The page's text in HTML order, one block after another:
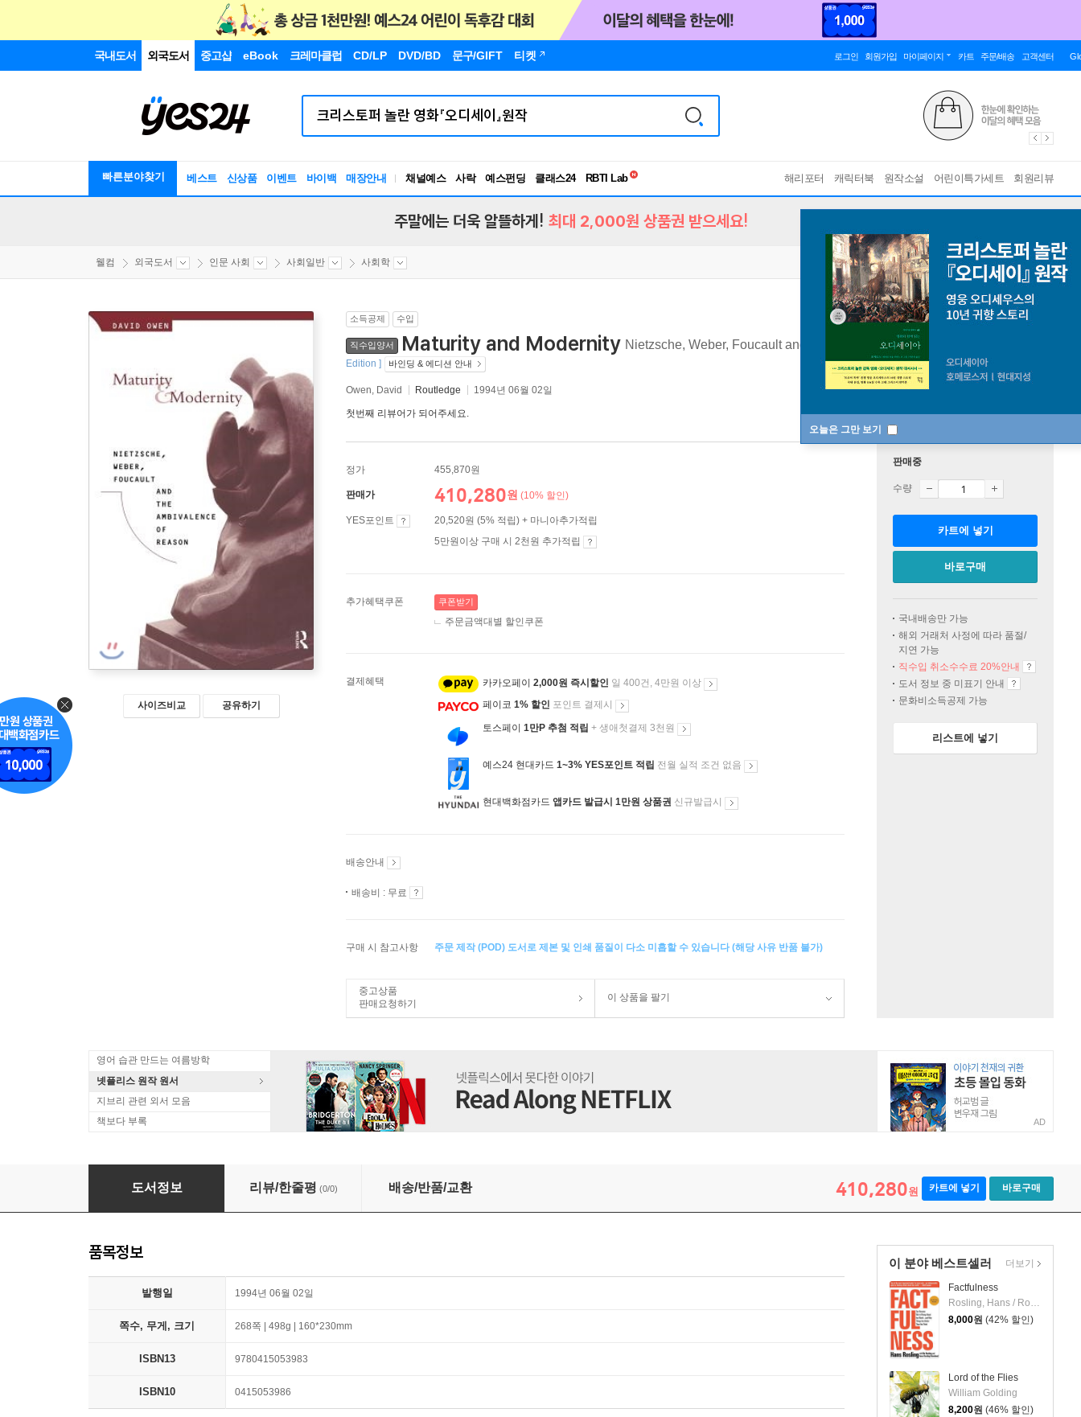
국내도서 외국도서 중고샵 eBook 크레마클럽 CD/LP DVD/BD 문구/GIFT 티켓 로그인 회원가입 마이페이지 카트 주문/배송 고객센터
빠른분야찾기 베스트 신상품 이벤트 바이백 매장안내 채널예스 사락 예스펀딩 클래스24
독서유형검사
해리포터 캐릭터북 원작소설 어린이특가세트 회원리뷰
오늘은 그만 보기
주말에는 더욱 알뜰하게! 최대 2,000원 상품권 받으세요!
웰컴 외국도서 인문 사회 사회일반 사회학
사이즈비교 공유하기
소득공제 수입
직수입양서 Maturity and Modernity Nietzsche, Weber, Foucault and the Ambivalence of Reason
Edition ]
바인딩 & 에디션 안내
Owen, David Routledge 1994년 06월 02일
첫번째 리뷰어가 되어주세요.
정가 455,870원
판매가 410,280원 (10% 할인)
YES포인트
20,520원 (5% 적립) + 마니아추가적립
5만원이상 구매 시 2천원 추가적립
추가혜택쿠폰 쿠폰받기
주문금액대별 할인쿠폰
결제혜택 카카오페이 2,000원 즉시할인 일 400건, 4만원 이상
페이코 1% 할인 포인트 결제시
토스페이 1만P 추첨 적립 + 생애첫결제 3천원
예스24 현대카드 1~3% YES포인트 적립 전월 실적 조건 없음
현대백화점카드 앱카드 발급시 1만원 상품권 신규발급시
배송안내
배송비 : 무료
구매 시 참고사항 주문 제작 (POD) 도서로 제본 및 인쇄 품질이 다소 미흡할 수 있습니다 (해당 사유 반품 불가)
중고상품
판매요청하기
이 상품을 팔기
판매중
수량
카트에 넣기
바로구매
국내배송만 가능
해외 거래처 사정에 따라 품절/
지연 가능
직수입 취소수수료 20%안내
도서 정보 중 미표기 안내
문화비소득공제 가능
리스트에 넣기
영어 습관 만드는 여름방학
넷플리스 원작 원서
지브리 관련 외서 모음
책보다 부록
AD
Maturity and Modernity
도서정보 리뷰/한줄평 (0/0) 배송/반품/교환 410,280원 카트에 넣기 바로구매
이 분야 베스트셀러
Factfulness
Rosling, Hans / Ronnlund, Anna Rosling / Rosling, Ola
8,000원 (42% 할인)
Lord of the Flies
William Golding
8,200원 (46% 할인)
더보기
품목정보
발행일 1994년 06월 02일
쪽수, 무게, 크기 268쪽 | 498g | 160*230mm
ISBN13 9780415053983
ISBN10 0415053986